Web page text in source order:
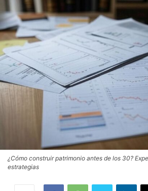
¿Cómo construir patrimonio antes de los 30?
estrategias